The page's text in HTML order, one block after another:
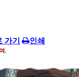
가기 인쇄
.